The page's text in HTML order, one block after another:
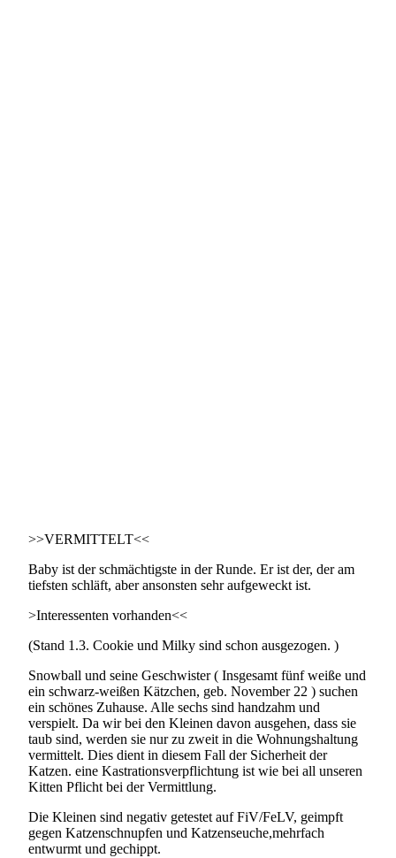
>>VERMITTELT<<
Baby ist der schmächtigste in der Runde. Er ist der, der am
tiefsten schläft, aber ansonsten sehr aufgeweckt ist.
>Interessenten vorhanden<<
(Stand 1.3. Cookie und Milky sind schon ausgezogen. )
Snowball und seine Geschwister ( Insgesamt fünf weiße und
ein schwarz-weißen Kätzchen, geb. November 22 ) suchen
ein schönes Zuhause. Alle sechs sind handzahm und
verspielt. Da wir bei den Kleinen davon ausgehen, dass sie
taub sind, werden sie nur zu zweit in die Wohnungshaltung
vermittelt. Dies dient in diesem Fall der Sicherheit der
Katzen. eine Kastrationsverpflichtung ist wie bei all unseren
Kitten Pflicht bei der Vermittlung.
Die Kleinen sind negativ getestet auf FiV/FeLV, geimpft
gegen Katzenschnupfen und Katzenseuche,mehrfach
entwurmt und gechippt.